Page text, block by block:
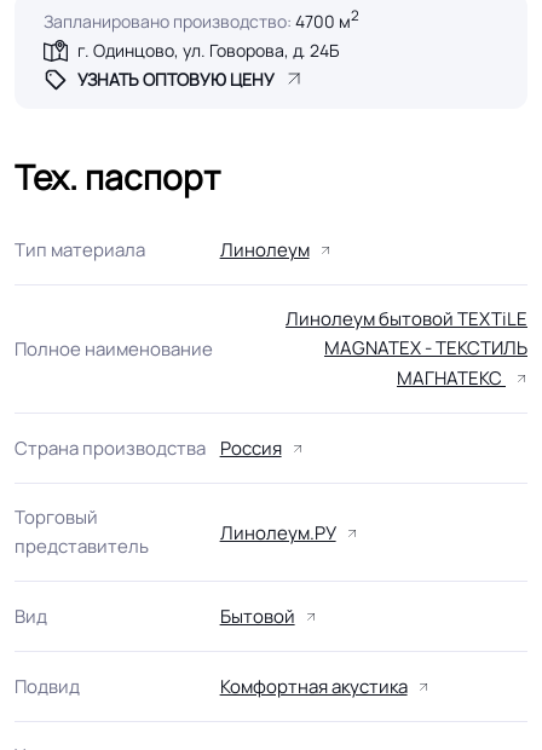
Запланировано производство: 4700 м2
г. Одинцово, ул. Говорова, д. 24Б
УЗНАТЬ ОПТОВУЮ ЦЕНУ
Тех. паспорт
Тип материала Линолеум
Полное наименование
Линолеум бытовой TEXTiLE
MAGNATEX - ТЕКСТИЛЬ
МАГНАТЕКС
Страна производства Россия
Торговый
представитель
Линолеум.РУ
Вид Бытовой
Подвид Комфортная акустика